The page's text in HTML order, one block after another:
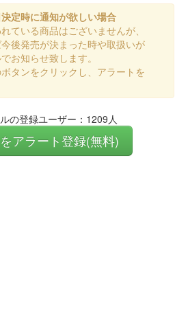
定時に通知が欲しい場合
ている商品はございませんが、
後発売が決まった時や取扱いが
お知らせ致します。
タンをクリックし、アラートを
の登録ユーザー：1209人
アラート登録(無料)